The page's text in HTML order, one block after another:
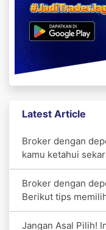
Latest Article
Broker dengan
kamu ketahui
Broker dengan
Berikut tips
Jangan Asal Pilih!